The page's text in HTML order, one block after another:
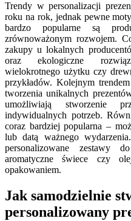
Trendy w personalizacji
roku na rok, jednak pewne
bardzo popularne są
zrównoważonym rozwojem.
zakupy u lokalnych
oraz ekologiczne
wielokrotnego użytku czy
przykładów. Kolejnym
tworzenia unikalnych
umożliwiają stworzenie
indywidualnych potrzeb.
coraz bardziej popularna –
lub datą ważnego
personalizowane zestawy
aromatyczne świece czy
opakowaniem.
Jak samodzielnie
personalizowany